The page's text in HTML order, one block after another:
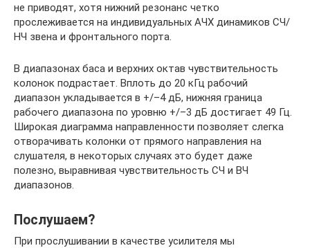
не приводят, хотя нижний резонанс четко
прослеживается на индивидуальных АЧХ динамиков СЧ/
НЧ звена и фронтального порта.
В диапазонах баса и верхних октав чувствительность
колонок подрастает. Вплоть до 20 кГц рабочий
диапазон укладывается в +/–4 дБ, нижняя граница
рабочего диапазона по уровню +/–3 дБ достигает 49 Гц.
Широкая диаграмма направленности позволяет слегка
отворачивать колонки от прямого направления на
слушателя, в некоторых случаях это будет даже
полезно, выравнивая чувствительность СЧ и ВЧ
диапазонов.
Послушаем?
При прослушивании в качестве усилителя мы